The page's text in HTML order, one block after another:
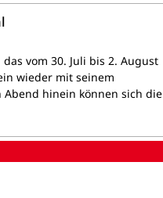
vom 30. Juli bis 2. August
wieder mit seinem
Abend hinein können sich die